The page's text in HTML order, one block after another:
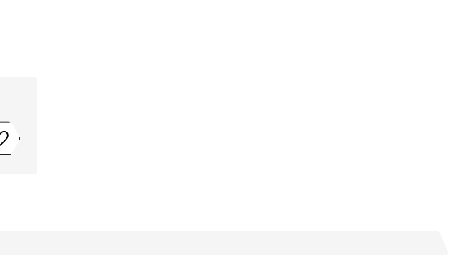
Toevoegen aan verlanglijstje